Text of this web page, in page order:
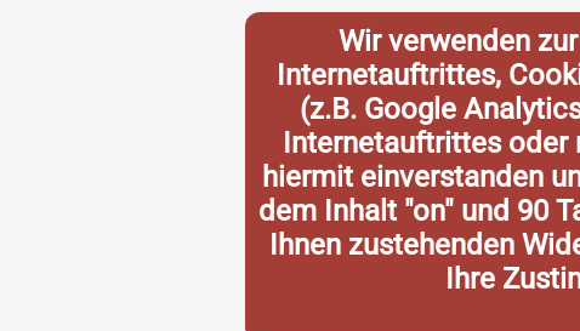
Wir verwenden
Internetauftrittes,
(z.B. Google
Internetauftrittes
hiermit einverstanden
dem Inhalt "on" und 90
Ihnen zustehenden
Ihre